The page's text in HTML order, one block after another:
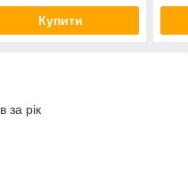
Купити
за рік